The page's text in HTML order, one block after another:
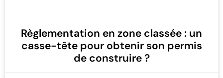
Règlementation en zone classée : un
casse-tête pour obtenir son permis
de construire ?